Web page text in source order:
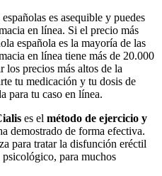
es asequible y puedes
en línea. Si el precio más
española es la mayoría de las
en línea tiene más de 20.000
los precios más altos de la
tu medicación y tu dosis de
para tu caso en línea.
es el método de ejercicio y
demostrado de forma efectiva.
para tratar la disfunción eréctil
para muchos